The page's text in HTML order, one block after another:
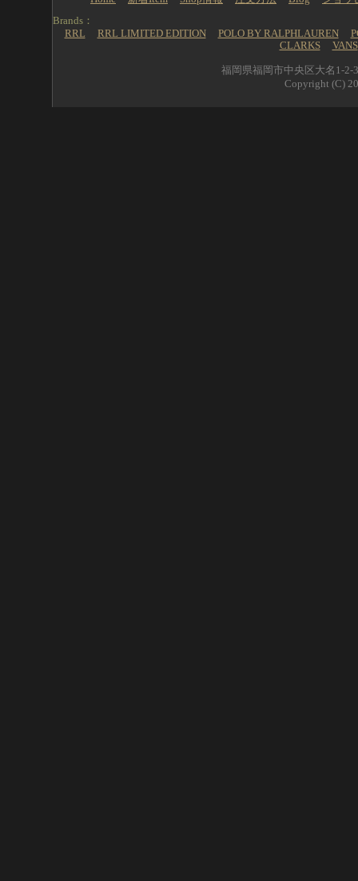
Brands：
RRL
RRL LIMITED EDITION POLO BY RALPHLAUREN
CLARKS
VANS
福岡県福岡市中央区大名1-2-
Copyright (C)